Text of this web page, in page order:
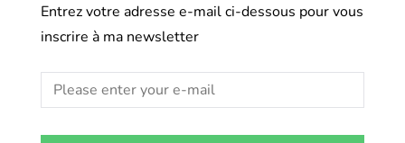
Entrez votre adresse e-mail ci-dessous pour vous
inscrire à ma newsletter